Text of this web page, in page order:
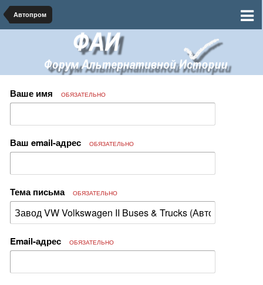
Автопром
Ваше имя ОБЯЗАТЕЛЬНО
Ваш email-адрес ОБЯЗАТЕЛЬНО
Тема письма ОБЯЗАТЕЛЬНО
Email-адрес ОБЯЗАТЕЛЬНО